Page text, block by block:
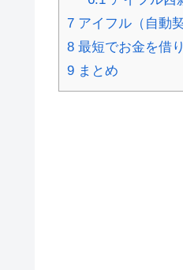
7 アイフル（自動
8 最短でお金を借
9 まとめ